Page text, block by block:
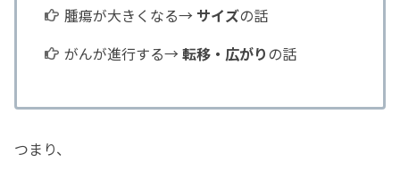
腫瘍が大きくなる→ サイズの話
がんが進行する→転移・広がり の話
つまり、